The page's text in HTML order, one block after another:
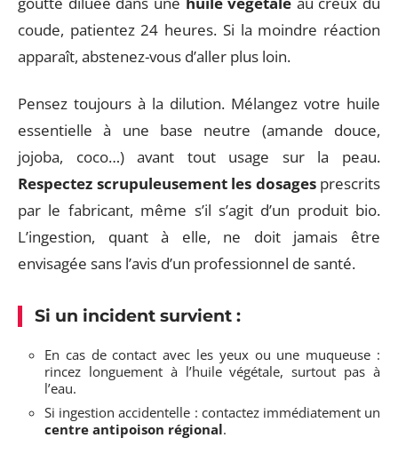
coude, patientez 24 heures. Si la moindre réaction
apparaît, abstenez-vous d’aller plus loin.
Pensez toujours à la dilution. Mélangez votre huile
essentielle à une base neutre (amande douce,
jojoba, coco…) avant tout usage sur la peau.
Respectez scrupuleusement les dosagesprescrits
par le fabricant, même s’il s’agit d’un produit bio.
L’ingestion, quant à elle, ne doit jamais être
envisagée sans l’avis d’un professionnel de santé.
Si un incident survient :
En cas de contact avec les yeux ou une muqueuse :
rincez longuement à l’huile végétale, surtout pas à
l’eau.
Si ingestion accidentelle : contactez immédiatement un
centre antipoison régional.